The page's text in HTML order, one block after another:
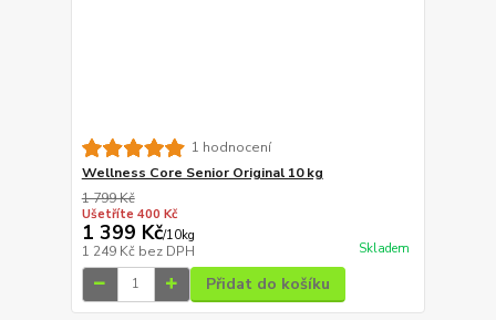
1 hodnocení
Wellness Core Senior Original 10 kg
1 799 Kč
Ušetříte 400 Kč
1 399 Kč/10kg
1 249 Kč bez DPH Skladem
Přidat do košíku